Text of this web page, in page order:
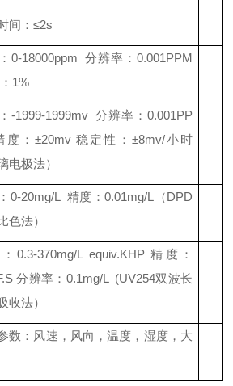
间：≤2s
0-18000ppm分辨率：0.001PPM
1%
-1999-1999mv分辨率：0.001PP
度：±20mv稳定性：±8mv/小时
电极法）
0-20mg/L 精度： 0.01mg/L （DPD
色法）
：0.3-370mg/L equiv.KHP精度：
分辨率： 0.1mg/L (UV254双波长
收法）
数：风速，风向，温度，湿度，大